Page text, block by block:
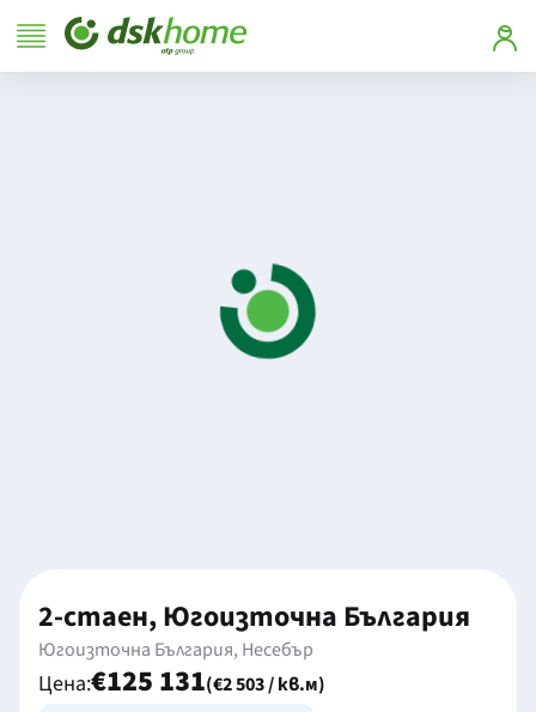
2-стаен, Югоизточна България
Югоизточна България, Несебър
Цена:€125 131(€2 503 / кв.м)